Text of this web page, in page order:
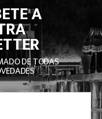
A
DE TODAS